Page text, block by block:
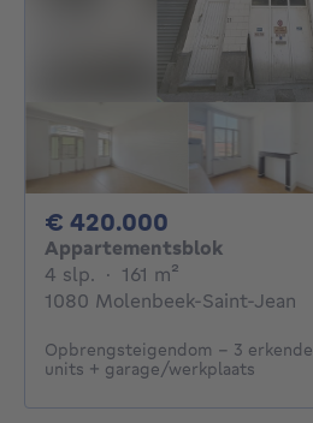
€ 420.000
Appartementsblok
4 slp. 4 slaapkamers
· 161 m²
1080 Molenbeek-Saint-Jean
Opbrengsteigendom – 3 erkende
units + garage/werkplaats